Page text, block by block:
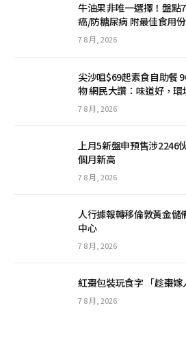
牛油果非唯一選擇！盤點
癌/防糖尿病 附最佳食用
7 8 月, 2026
尖沙咀$69起素食自助餐
物 網民大讚：味道好，環
7 8 月, 2026
上月5新盤申預售涉2246
個月新高
7 8 月, 2026
人行據報轉移倫敦黃金儲
中心
7 8 月, 2026
紅棗包裝玩食字 「趁棗
7 8 月, 2026